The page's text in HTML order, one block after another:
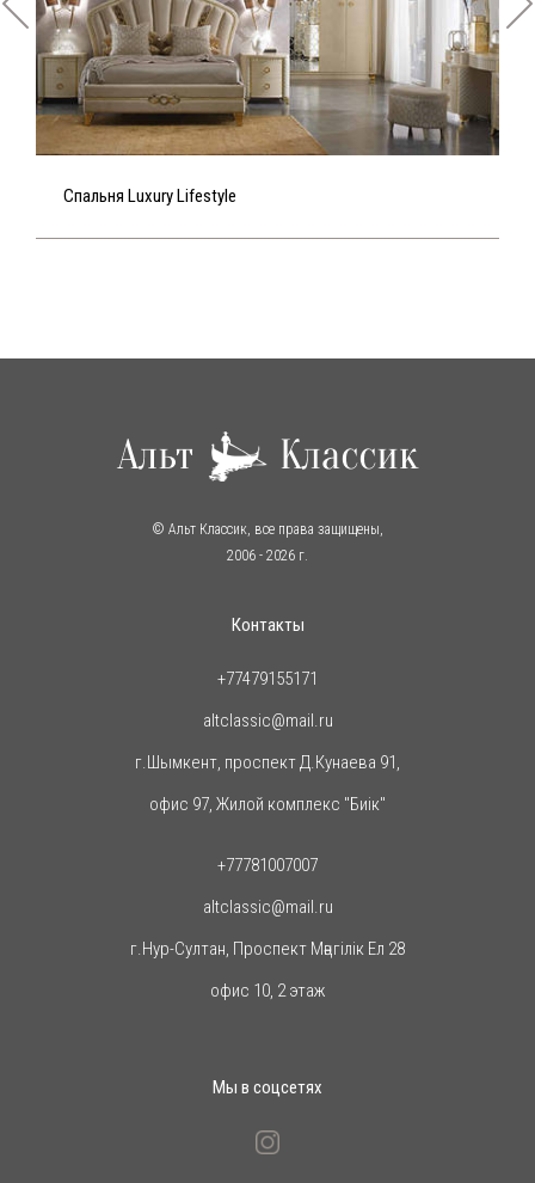
Спальня Luxury Lifestyle
© Альт Классик, все права защищены,
2006 - 2026 г.
Контакты
+77479155171
altclassic@mail.ru
г.Шымкент, проспект Д.Кунаева 91,
офис 97, Жилой комплекс "Биiк"
+77781007007
altclassic@mail.ru
г.Нур-Султан, Проспект Мәңгілік Ел 28
офис 10, 2 этаж
Мы в соцсетях